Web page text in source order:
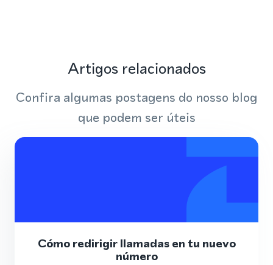
Artigos relacionados
Confira algumas postagens do nosso blog
que podem ser úteis
Cómo redirigir llamadas en tu nuevo
número